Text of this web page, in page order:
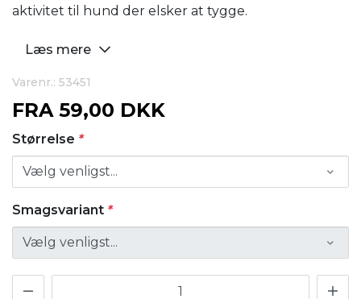
aktivitet til hund der elsker at tygge.
Læs mere
Varenr.: 53451
FRA 59,00 DKK
Størrelse *
Smagsvariant *